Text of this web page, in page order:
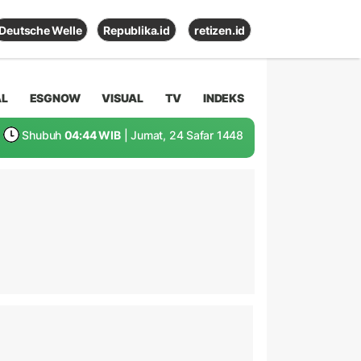
Deutsche Welle Republika.id retizen.id
ESGNOW VISUAL TV INDEKS
Shubuh 04:44 WIB | Jumat, 24 Safar 1448